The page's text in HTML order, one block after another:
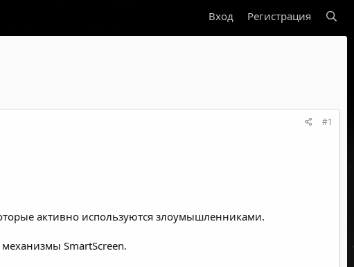
Вход Регистрация
#1
активно используются злоумышленниками.
SmartScreen.